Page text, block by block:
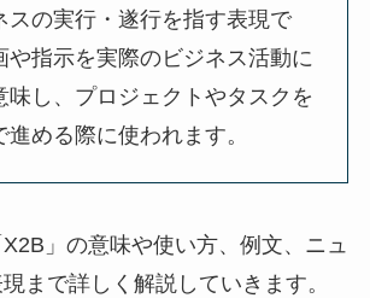
スの実行・遂行を指す表現で
や指示を実際のビジネス活動に
味し、プロジェクトやタスクを
める際に使われます。
」の意味や使い方、例文、ニュ
まで詳しく解説していきます。